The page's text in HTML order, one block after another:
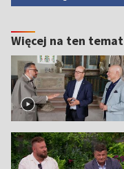
Więcej na ten temat